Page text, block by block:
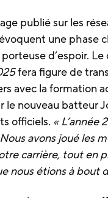
publié sur les
une phase
d’espoir.
fera figure de
avec la formation
le nouveau batteur
officiels. « L’année
avons joué les
carrière, tout en
nous étions à bout